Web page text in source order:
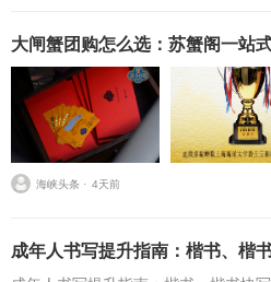
大闸蟹团购怎么选：苏蟹阁一站
海峡头条 ⋅ 4天前
成年人书写提升指南：楷书、楷